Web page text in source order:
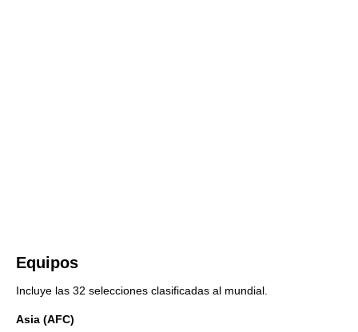
Equipos
Incluye las 32 selecciones clasificadas al mundial.
Asia (AFC)